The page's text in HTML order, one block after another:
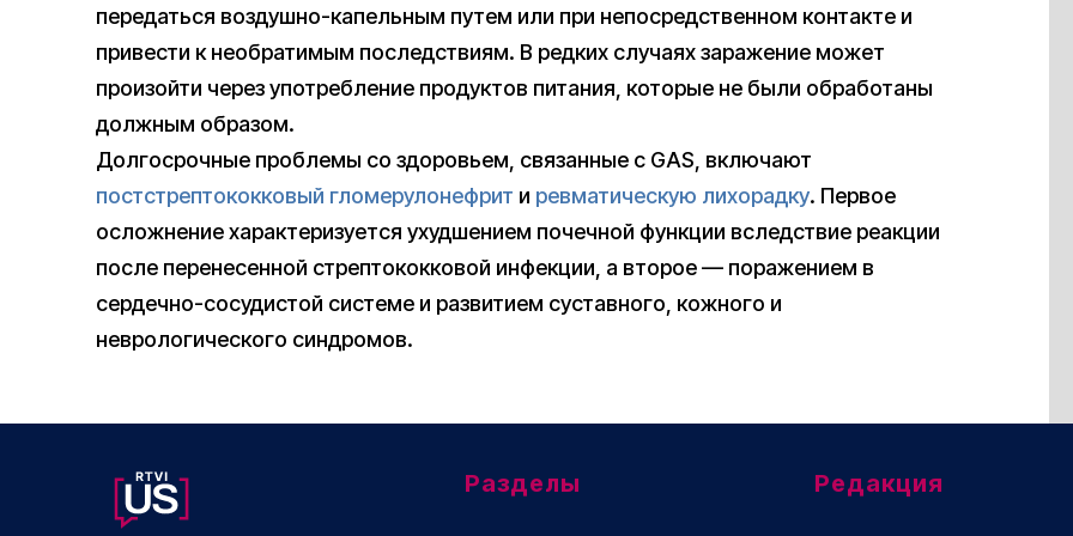
передаться воздушно-капельным путем или при непосредственном контакте и
привести к необратимым последствиям. В редких случаях заражение может
произойти через употребление продуктов питания, которые не были обработаны
должным образом.
Долгосрочные проблемы со здоровьем, связанные с GAS, включают
постстрептококковый гломерулонефрит и ревматическую лихорадку. Первое
осложнение характеризуется ухудшением почечной функции вследствие реакции
после перенесенной стрептококковой инфекции, а второе — поражением в
сердечно-сосудистой системе и развитием суставного, кожного и
неврологического синдромов.
Разделы Редакция